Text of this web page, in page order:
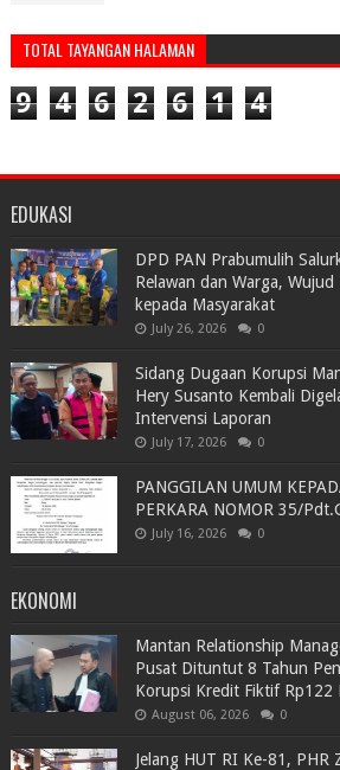
TOTAL TAYANGAN HALAMAN
9 4 6 2 6 1 4
EDUKASI
DPD PAN Prabumulih
Relawan dan Warga,
kepada Masyarakat
July 26, 2026 0
Sidang Dugaan Korupsi
Hery Susanto Kembali
Intervensi Laporan
July 17, 2026 0
PANGGILAN UMUM
PERKARA NOMOR 35/
July 16, 2026 0
EKONOMI
Mantan Relationship
Pusat Dituntut 8 Tahun
Korupsi Kredit Fiktif Rp122
August 06, 2026 0
Jelang HUT RI Ke-81, PHR